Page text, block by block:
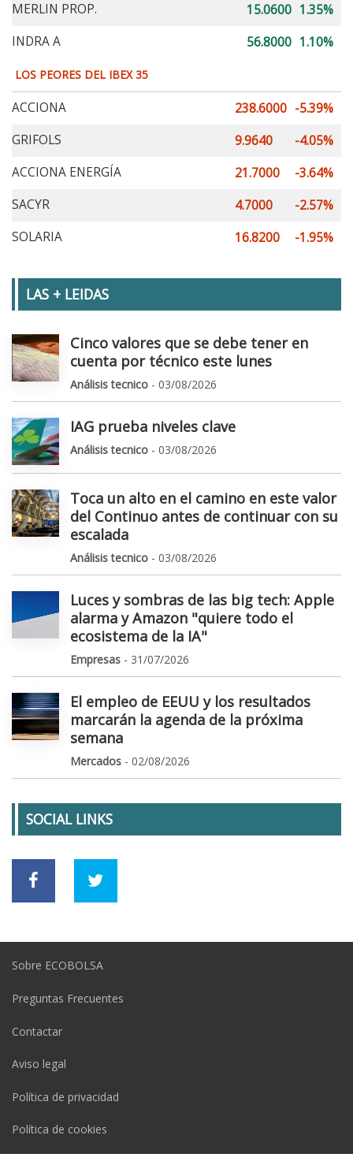
MERLIN PROP.
15.0600 1.35%
INDRA A
56.8000 1.10%
LOS PEORES DEL IBEX 35
ACCIONA 238.6000 -5.39%
GRIFOLS
9.9640
-4.05%
ACCIONA ENERGÍA
21.7000
-3.64%
SACYR
4.7000
-2.57%
SOLARIA
16.8200 -1.95%
LAS + LEIDAS
Cinco valores que se debe tener en
cuenta por técnico este lunes
Análisis tecnico - 03/08/2026
IAG prueba niveles clave
Análisis tecnico - 03/08/2026
Toca un alto en el camino en este valor
del Continuo antes de continuar con su
escalada
Análisis tecnico - 03/08/2026
Luces y sombras de las big tech: Apple
alarma y Amazon "quiere todo el
ecosistema de la IA"
Empresas - 31/07/2026
El empleo de EEUU y los resultados
marcarán la agenda de la próxima
semana
Mercados - 02/08/2026
SOCIAL LINKS
Sobre ECOBOLSA
Preguntas Frecuentes
Contactar
Aviso legal
Política de privacidad
Política de cookies